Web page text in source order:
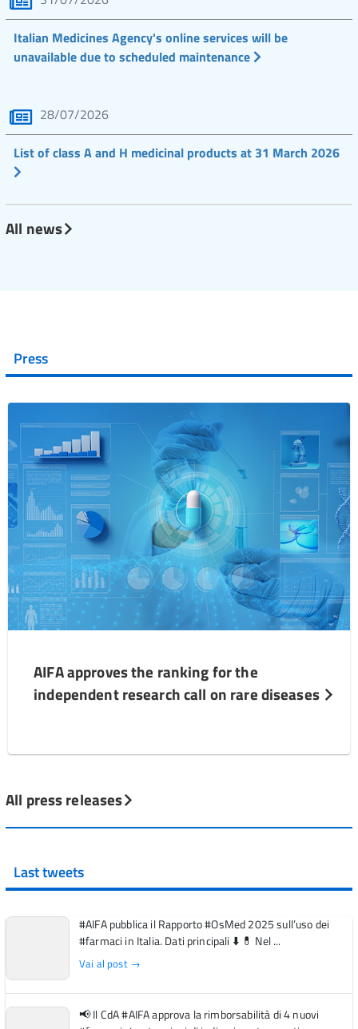
Italian Medicines Agency's online services will be
unavailable due to scheduled maintenance
28/07/2026
List of class A and H medicinal products at 31 March 2026
All news
Press
AIFA approves the ranking for the
independent research call on rare diseases
All press releases
Last tweets
#AIFA pubblica il Rapporto #OsMed 2025 sull’uso dei
#farmaci in Italia. Dati principali ⬇️ 💊 Nel ...
Vai al post →
📢 Il CdA #AIFA approva la rimborsabilità di 4 nuovi